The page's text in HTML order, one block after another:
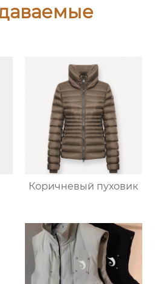
Коричневый пуховик